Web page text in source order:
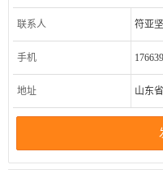
联系人 符亚坚
手机
地址 山东